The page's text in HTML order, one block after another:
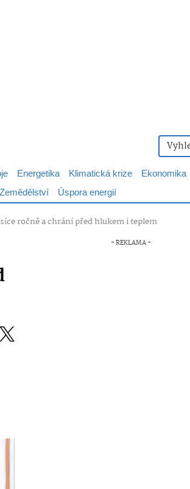
Energetika Klimatická krize
Ekonomika
Zemědělství Úspora energií
ročně a chrání před hlukem i teplem